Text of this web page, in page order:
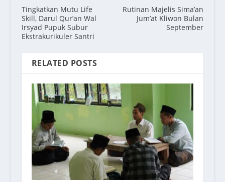
Tingkatkan Mutu Life
Skill, Darul Qur’an Wal
Irsyad Pupuk Subur
Ekstrakurikuler Santri
Rutinan Majelis Sima’an
Jum’at Kliwon Bulan
September
RELATED POSTS